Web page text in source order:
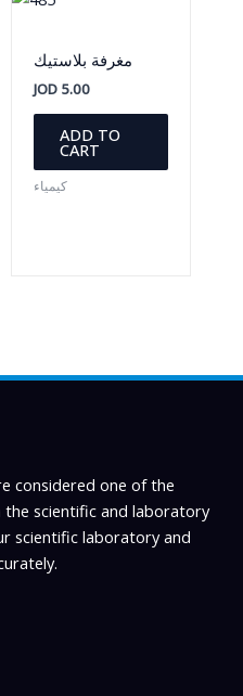
مغرفة بلاستيك
JOD 5.00
ADD TO
CART
كيمياء
considered one of the
scientific and laboratory
scientific laboratory and